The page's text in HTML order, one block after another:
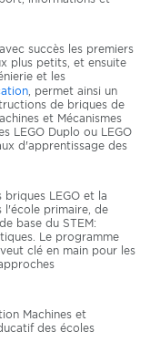
succès les premiers
plus petits, et ensuite
et les
, permet ainsi un
de briques de
et Mécanismes
LEGO Duplo ou LEGO
d'apprentissage des
briques LEGO et la
l'école primaire, de
base du STEM:
Le programme
clé en main pour les
Machines et
des écoles